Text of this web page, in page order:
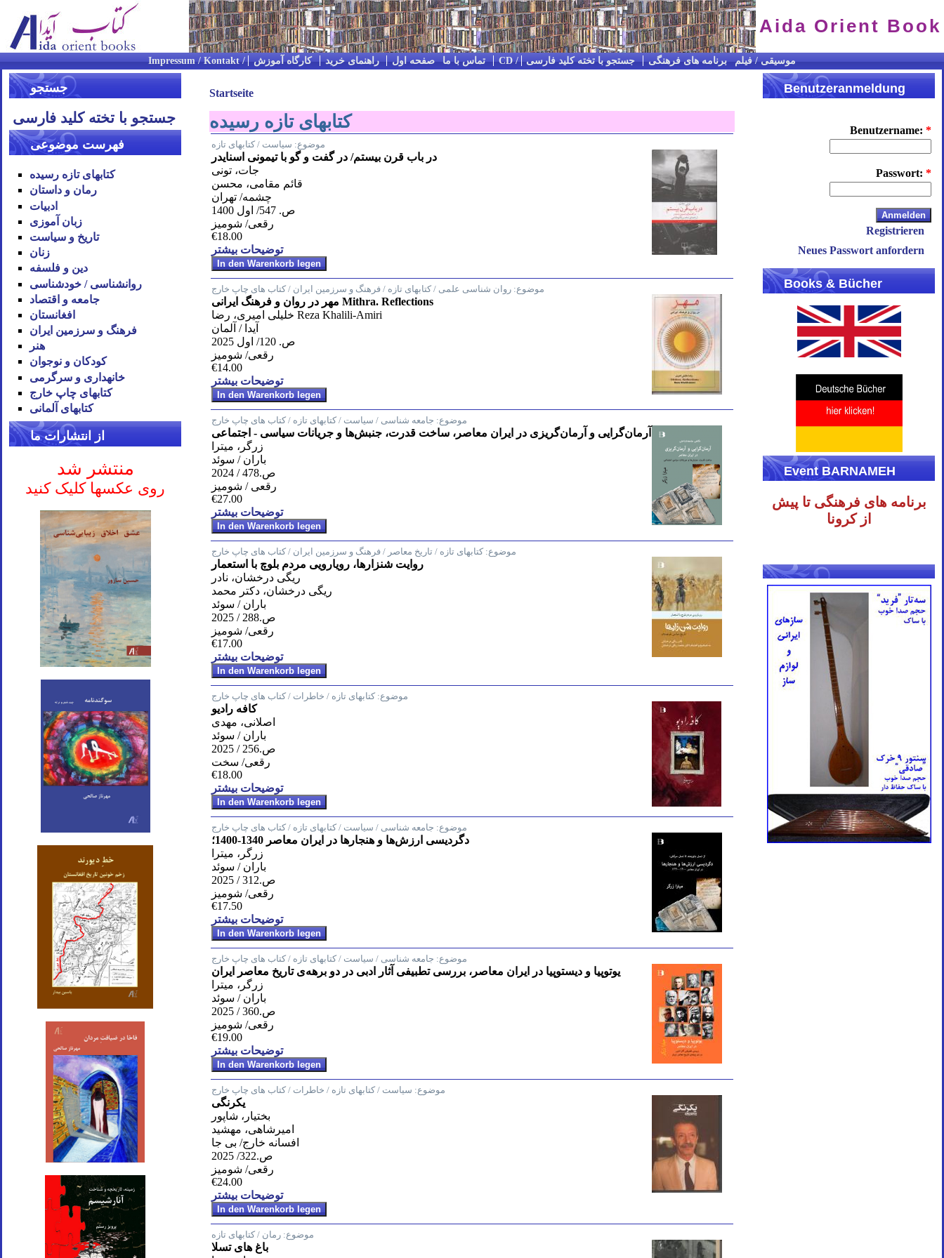
Aida Orient Book
Impressum / Kontakt / تماس با ما صفحه اول راهنمای خرید کارگاه آموزش CD / موسیقی / فیلم برنامه های فرهنگی جستجو با تخته کلید فارسی
جستجو
جستجو با تخته کلید فارسی
فهرست موضوعی
کتابهای تازه رسیده
رمان و داستان
ادبیات
زبان آموزی
تاریخ و سیاست
زنان
دین و فلسفه
روان‪شناسی / خودشناسی
جامعه و اقتصاد
افغانستان
فرهنگ و سرزمین ایران
هنر
کودکان و نوجوان
خانه‪داری و سرگرمی
کتاب‪های چاپ خارج
کتاب‪های آلمانی
از انتشارات ما
منتشر شد
روی عکسها کلیک کنید
Startseite
کتابهای تازه رسیده
موضوع: سیاست / کتابهای تازه
در باب قرن بیستم/ در گفت و گو با تیمونی اسنایدر
جات، تونی
قائم مقامی، محسن
چشمه/ تهران
ص. 547/ اول 1400
رقعی/ شومیز
€18.00
توضیحات بیشتر
موضوع: روان شناسی علمی / کتابهای تازه / فرهنگ و سرزمین ایران / کتاب های چاپ خارج
مهر در روان و فرهنگ ایرانی Mithra. Reflections
خلیلی امیری، رضا Reza Khalili-Amiri
آیدا / آلمان
ص. 120/ اول 2025
رقعی/ شومیز
€14.00
توضیحات بیشتر
موضوع: جامعه شناسی / سیاست / کتابهای تازه / کتاب های چاپ خارج
آرمان‌گرایی و آرمان‌گریزی در ایران معاصر، ساخت قدرت، جنبش‌ها و جریانات سیاسی - اجتماعی
زرگر، میترا
باران / سوئد
ص.478 / 2024
رقعی / شومیز
€27.00
توضیحات بیشتر
موضوع: کتابهای تازه / تاریخ معاصر / فرهنگ و سرزمین ایران / کتاب های چاپ خارج
روایت شنزارها، رویارویی مردم بلوچ با استعمار
ریگی درخشان، نادر
ریگی درخشان، دکتر محمد
باران / سوئد
ص.288 / 2025
رقعی/ شومیز
€17.00
توضیحات بیشتر
موضوع: کتابهای تازه / خاطرات / کتاب های چاپ خارج
کافه رادیو
اصلانی، مهدی
باران / سوئد
ص.256 / 2025
رقعی/ سخت
€18.00
توضیحات بیشتر
موضوع: جامعه شناسی / سیاست / کتابهای تازه / کتاب های چاپ خارج
دگردیسی ارزش‌ها و هنجارها در ایران معاصر 1340-1400؛
زرگر، میترا
باران / سوئد
ص.312 / 2025
رقعی/ شومیز
€17.50
توضیحات بیشتر
موضوع: جامعه شناسی / سیاست / کتابهای تازه / کتاب های چاپ خارج
یوتوپیا و دیستوپیا در ایران معاصر، بررسی تطبیفی آثار ادبی در دو برهه‌ی تاریخ معاصر ایران
زرگر، میترا
باران / سوئد
ص.360 / 2025
رقعی/ شومیز
€19.00
توضیحات بیشتر
موضوع: سیاست / کتابهای تازه / خاطرات / کتاب های چاپ خارج
یکرنگی
بختیار، شاپور
امیرشاهی، مهشید
افسانه خارج/ بی جا
ص.322/ 2025
رقعی/ شومیز
€24.00
توضیحات بیشتر
موضوع: رمان / کتابهای تازه
باغ های تسلا
Benutzeranmeldung
Benutzername: *
Passwort: *
Registrieren
Neues Passwort anfordern
Books & Bücher
Event BARNAMEH
برنامه های فرهنگی تا پیش
از کرونا